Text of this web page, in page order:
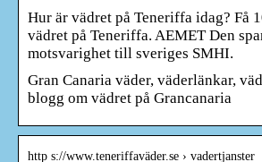
Hur är vädret på Teneriffa idag? Få
vädret på Teneriffa. AEMET Den
motsvarighet till sveriges SMHI.
Gran Canaria väder, väderlänkar,
blogg om vädret på Grancanaria
http s://www.teneriffaväder.se › vadertjanster